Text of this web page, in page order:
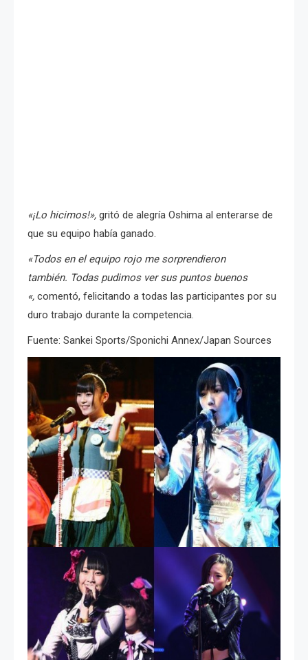
«¡Lo hicimos!», gritó de alegría Oshima al enterarse de
que su equipo había ganado.
«Todos en el equipo rojo me sorprendieron
también. Todas pudimos ver sus puntos buenos
«, comentó, felicitando a todas las participantes por su
duro trabajo durante la competencia.
Fuente: Sankei Sports/Sponichi Annex/Japan Sources